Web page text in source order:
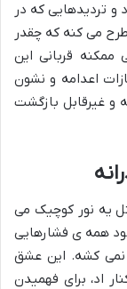
تردیدهایی که در
می کنه که چقدر
ممکنه قربانی این
اعدامه و نشون
و غیرقابل بازگشت
یه نور کوچیک می
همه ی فشارهایی
کشه. این عشق
اد، برای فهمیدن